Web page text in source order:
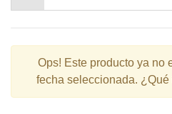
Ops! Este producto ya no
fecha seleccionada.